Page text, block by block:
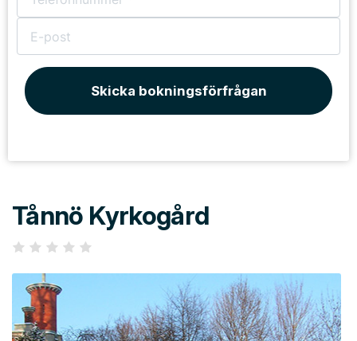
Skicka bokningsförfrågan
Tånnö Kyrkogård